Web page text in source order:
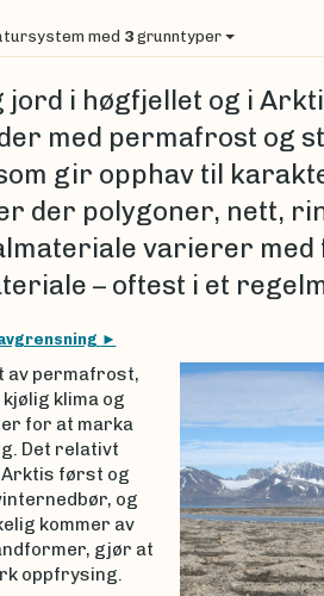
med 3 grunntyper
jord i høgfjellet og i
med permafrost og
gir opphav til
der polygoner, nett,
varierer med
– oftest i et
av permafrost,
klima og
for at marka
Det relativt
Arktis først og
og
kommer av
gjør at
oppfrysing.